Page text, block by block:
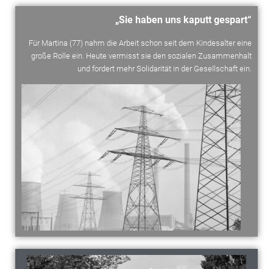
„Sie haben uns kaputt gespart“
Für Martina (77) nahm die Arbeit schon seit dem Kindesalter eine
große Rolle ein. Heute vermisst sie den sozialen Zusammenhalt
und fordert mehr Solidarität in der Gesellschaft ein.